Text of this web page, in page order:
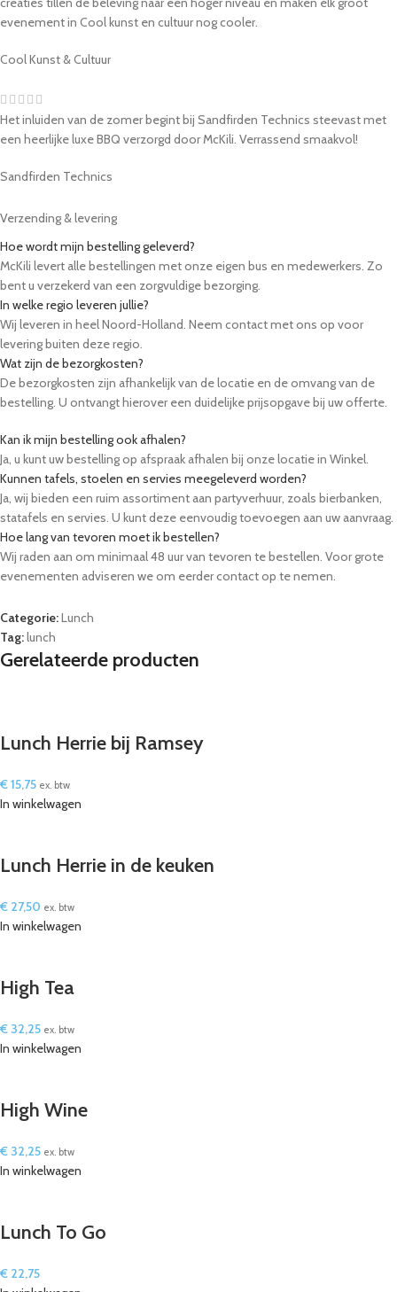
evenement in Cool kunst en cultuur nog cooler.
Cool Kunst & Cultuur
Het inluiden van de zomer begint bij Sandfirden Technics steevast met
een heerlijke luxe BBQ verzorgd door McKili. Verrassend smaakvol!
Sandfirden Technics
Verzending & levering
Hoe wordt mijn bestelling geleverd?
McKili levert alle bestellingen met onze eigen bus en medewerkers. Zo
bent u verzekerd van een zorgvuldige bezorging.
In welke regio leveren jullie?
Wij leveren in heel Noord-Holland. Neem contact met ons op voor
levering buiten deze regio.
Wat zijn de bezorgkosten?
De bezorgkosten zijn afhankelijk van de locatie en de omvang van de
bestelling. U ontvangt hierover een duidelijke prijsopgave bij uw offerte.
Kan ik mijn bestelling ook afhalen?
Ja, u kunt uw bestelling op afspraak afhalen bij onze locatie in Winkel.
Kunnen tafels, stoelen en servies meegeleverd worden?
Ja, wij bieden een ruim assortiment aan partyverhuur, zoals bierbanken,
statafels en servies. U kunt deze eenvoudig toevoegen aan uw aanvraag.
Hoe lang van tevoren moet ik bestellen?
Wij raden aan om minimaal 48 uur van tevoren te bestellen. Voor grote
evenementen adviseren we om eerder contact op te nemen.
Categorie:Lunch
Tag:lunch
Gerelateerde producten
Lunch Herrie bij Ramsey
€15,75 ex. btw
In winkelwagen
Lunch Herrie in de keuken
€ 27,50 ex. btw
In winkelwagen
High Tea
€ 32,25 ex. btw
In winkelwagen
High Wine
€ 32,25 ex. btw
In winkelwagen
Lunch To Go
€ 22,75